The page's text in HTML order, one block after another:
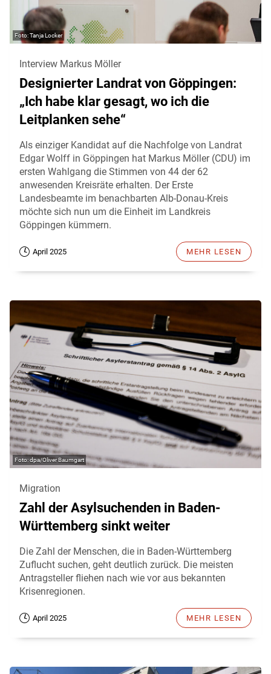
Tanja Locker
Interview Markus Möller
Designierter Landrat von Göppingen:
„Ich habe klar gesagt, wo ich die
Leitplanken sehe“
Als einziger Kandidat auf die Nachfolge von Landrat
Edgar Wolff in Göppingen hat Markus Möller (CDU) im
ersten Wahlgang die Stimmen von 44 der 62
anwesenden Kreisräte erhalten. Der Erste
Landesbeamte im benachbarten Alb-Donau-Kreis
möchte sich nun um die Einheit im Landkreis
Göppingen kümmern.
April 2025 MEHR LESEN
dpa/Oliver Baumgart
Migration
Zahl der Asylsuchenden in Baden-
Württemberg sinkt weiter
Die Zahl der Menschen, die in Baden-Württemberg
Zuflucht suchen, geht deutlich zurück. Die meisten
Antragsteller fliehen nach wie vor aus bekannten
Krisenregionen.
April 2025 MEHR LESEN